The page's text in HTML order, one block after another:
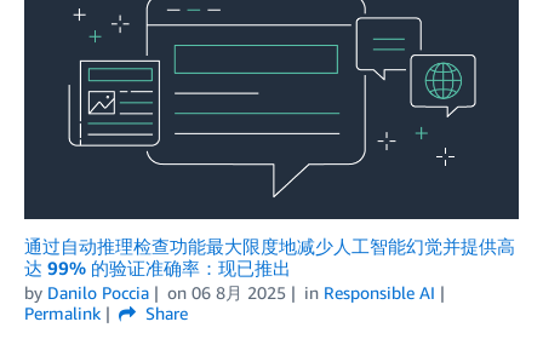
通过自动推理检查功能最大限度地减少人工智能幻觉并提供高
达 99% 的验证准确率：现已推出
by Danilo Poccia on 06 8月 2025 in Responsible AI
Permalink
Share